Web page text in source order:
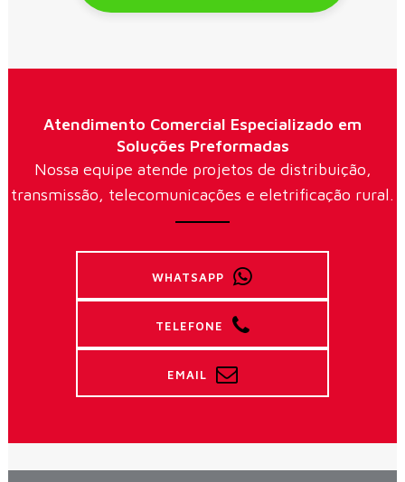
Atendimento Comercial Especializado em
Soluções Preformadas
Nossa equipe atende projetos de distribuição,
transmissão, telecomunicações e eletrificação rural.
WHATSAPP
TELEFONE
EMAIL